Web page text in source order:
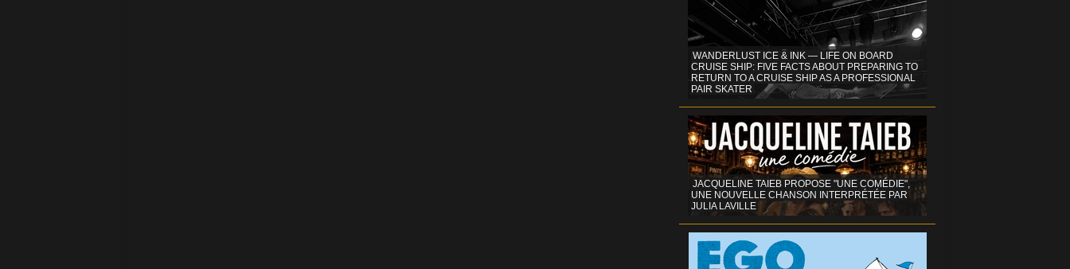
WANDERLUST ICE & INK — LIFE ON BOARD
CRUISE SHIP: FIVE FACTS ABOUT PREPARING TO
RETURN TO A CRUISE SHIP AS A PROFESSIONAL
PAIR SKATER
JACQUELINE TAIEB PROPOSE "UNE COMÉDIE",
UNE NOUVELLE CHANSON INTERPRÉTÉE PAR
JULIA LAVILLE